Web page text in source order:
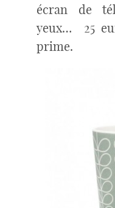
écran de
yeux… 25
prime.